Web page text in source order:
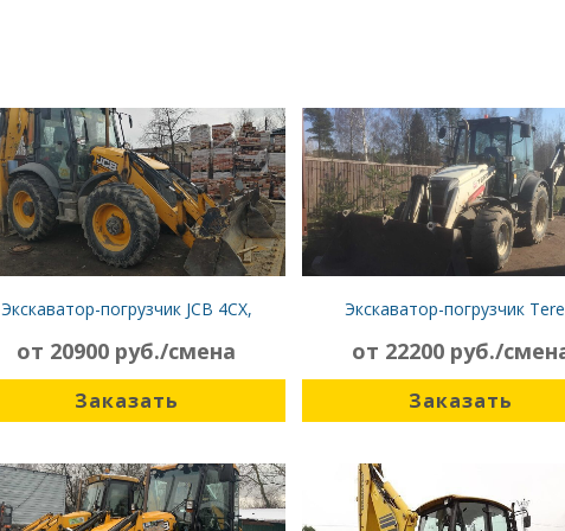
Экскаватор-погрузчик JCB 4CX,
от 20900 руб./смена
Заказать
Экскаватор-погрузчик
от 22200 руб./
Заказать